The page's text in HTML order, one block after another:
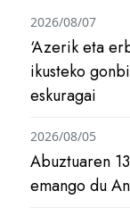
‘Azerik eta
ikusteko
eskuragai
2026/08/07
Abuztuaren
emango du
2026/08/05